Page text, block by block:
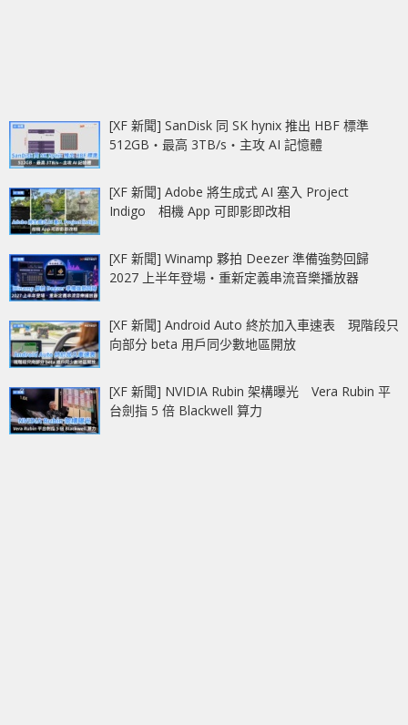
[XF 新聞] SanDisk 同 SK hynix 推出 HBF 標準
512GB‧最高 3TB/s‧主攻 AI 記憶體
[XF 新聞] Adobe 將生成式 AI 塞入 Project
Indigo 相機 App 可即影即改相
[XF 新聞] Winamp 夥拍 Deezer 準備強勢回歸
2027 上半年登場‧重新定義串流音樂播放器
[XF 新聞] Android Auto 終於加入車速表 現階段只
向部分 beta 用戶同少數地區開放
[XF 新聞] NVIDIA Rubin 架構曝光 Vera Rubin 平
台劍指 5 倍 Blackwell 算力